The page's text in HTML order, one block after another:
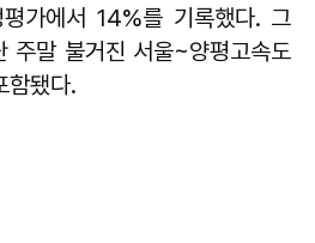
가에서 14%를 기록했다. 그
주말 불거진 서울~양평고속도
함됐다.